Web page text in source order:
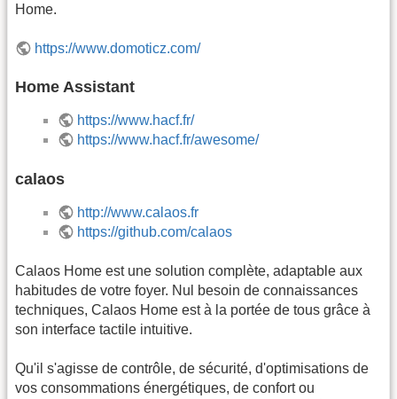
Home.
https://www.domoticz.com/
Home Assistant
https://www.hacf.fr/
https://www.hacf.fr/awesome/
calaos
http://www.calaos.fr
https://github.com/calaos
Calaos Home est une solution complète, adaptable aux
habitudes de votre foyer. Nul besoin de connaissances
techniques, Calaos Home est à la portée de tous grâce à
son interface tactile intuitive.
Qu'il s'agisse de contrôle, de sécurité, d'optimisations de
vos consommations énergétiques, de confort ou